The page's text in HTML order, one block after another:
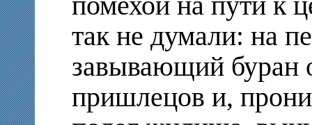
так не думали: на
завывающий буран
пришлецов и,